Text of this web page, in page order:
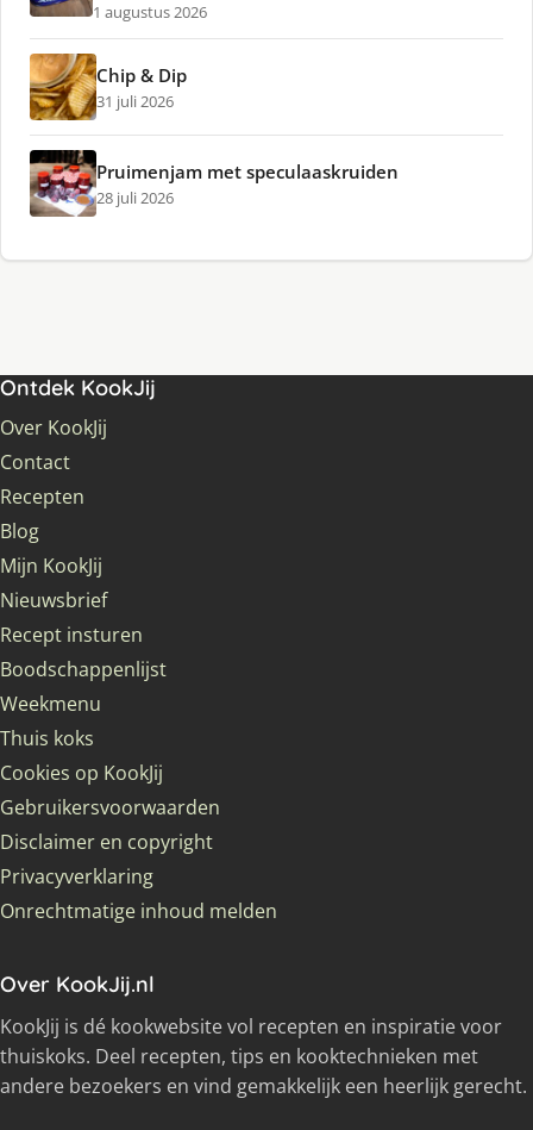
1 augustus 2026
Chip & Dip
31 juli 2026
Pruimenjam met speculaaskruiden
28 juli 2026
Ontdek KookJij
Over KookJij
Contact
Recepten
Blog
Mijn KookJij
Nieuwsbrief
Recept insturen
Boodschappenlijst
Weekmenu
Thuis koks
Cookies op KookJij
Gebruikersvoorwaarden
Disclaimer en copyright
Privacyverklaring
Onrechtmatige inhoud melden
Over KookJij.nl
KookJij is dé kookwebsite vol recepten en inspiratie voor
thuiskoks. Deel recepten, tips en kooktechnieken met
andere bezoekers en vind gemakkelijk een heerlijk gerecht.